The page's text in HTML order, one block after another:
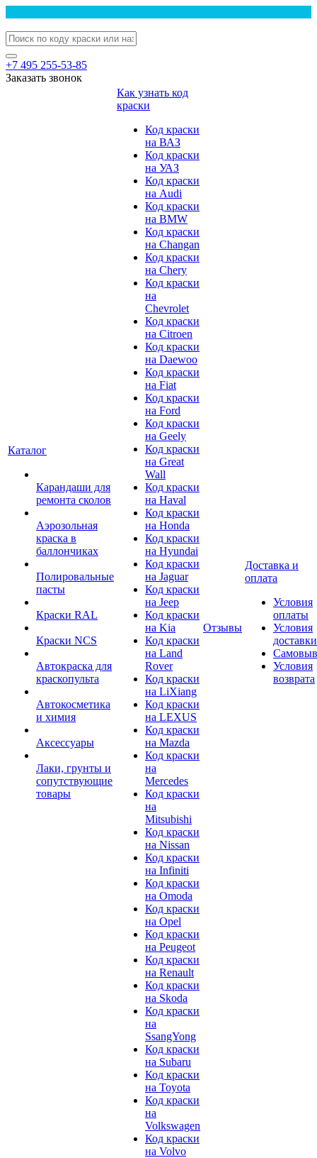
+7 495 255-53-85
Заказать звонок
Каталог
Карандаши для
ремонта сколов
Аэрозольная
краска в
баллончиках
Полировальные
пасты
Краски RAL
Краски NCS
Автокраска для
краскопульта
Автокосметика
и химия
Аксессуары
Лаки, грунты и
сопутствующие
товары
Как узнать код
краски
Код краски
на ВАЗ
Код краски
на УАЗ
Код краски
на Audi
Код краски
на BMW
Код краски
на Changan
Код краски
на Chery
Код краски
на
Chevrolet
Код краски
на Citroen
Код краски
на Daewoo
Код краски
на Fiat
Код краски
на Ford
Код краски
на Geely
Код краски
на Great
Wall
Код краски
на Haval
Код краски
на Honda
Код краски
на Hyundai
Код краски
на Jaguar
Код краски
на Jeep
Код краски
на Kia
Код краски
на Land
Rover
Код краски
на LiXiang
Код краски
на LEXUS
Код краски
на Mazda
Код краски
на
Mercedes
Код краски
на
Mitsubishi
Код краски
на Nissan
Код краски
на Infiniti
Код краски
на Omoda
Код краски
на Opel
Код краски
на Peugeot
Код краски
на Renault
Код краски
на Skoda
Код краски
на
SsangYong
Код краски
на Subaru
Код краски
на Toyota
Код краски
на
Volkswagen
Код краски
на Volvo
Отзывы
Доставка и
оплата
Условия
оплаты
Условия
доставки
Условия
возврата